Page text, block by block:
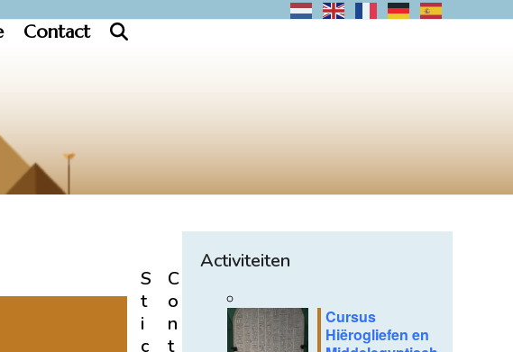
Contact
Activiteiten
Cursus
Hiërogliefen en
S
t
i
c
C
o
n
t